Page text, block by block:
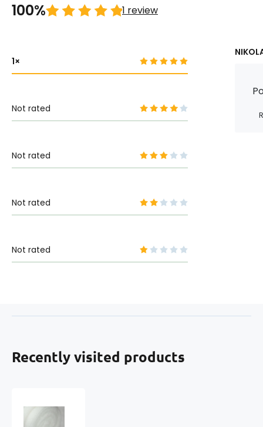
100% 1 review
1
Not rated
Not rated
Not rated
Not rated
Recently visited products